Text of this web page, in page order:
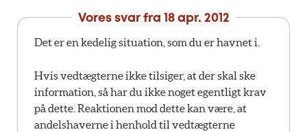
Vores svar fra 18 apr. 2012
Det er en kedelig situation, som du er havnet i.
Hvis vedtægterne ikke tilsiger, at der skal ske
information, så har du ikke noget egentligt krav
på dette. Reaktionen mod dette kan være, at
andelshaverne i henhold til vedtægterne